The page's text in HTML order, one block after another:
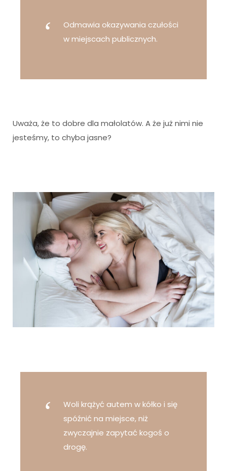
Odmawia okazywania czułości
w miejscach publicznych.
Uważa, że to dobre dla małolatów. A że już nimi nie
jesteśmy, to chyba jasne?
Woli krążyć autem w kółko i się
spóźnić na miejsce, niż
zwyczajnie zapytać kogoś o
drogę.